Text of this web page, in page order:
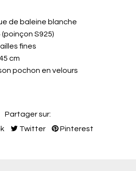
de baleine blanche
(poinçon S925)
fines
cm
pochon en velours
Partager sur:
Twitter Pinterest